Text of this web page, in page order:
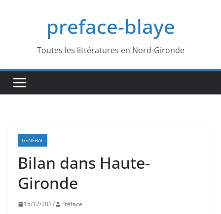
preface-blaye
Toutes les littératures en Nord-Gironde
GÉNÉRAL
Bilan dans Haute-
Gironde
15/12/2017 Préface